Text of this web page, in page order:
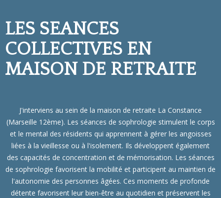
LES SEANCES
COLLECTIVES EN
MAISON DE RETRAITE
J'interviens au sein de la maison de retraite La Constance
(Marseille 12ème). Les séances de sophrologie stimulent le corps
et le mental des résidents qui apprennent à gérer les angoisses
liées à la vieillesse ou à l'isolement. Ils développent également
des capacités de concentration et de mémorisation. Les séances
de sophrologie favorisent la mobilité et participent au maintien de
l'autonomie des personnes âgées. Ces moments de profonde
détente favorisent leur bien-être au quotidien et préservent les